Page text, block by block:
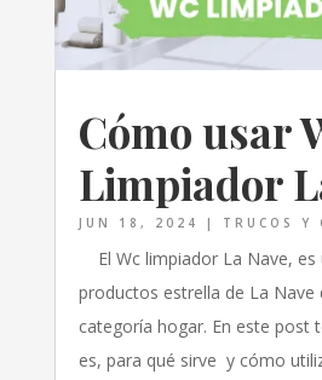
Cómo usar
Limpiador
JUN 18, 2024 | TRUCOS Y
El Wc limpiador La Nave, es
productos estrella de La Nave
categoría hogar. En este post
es, para qué sirve y cómo